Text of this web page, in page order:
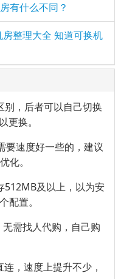
有什么不同？
整理大全 知道可换机
别，后者可以自己切换
更换。
要速度好一些的，建议
化。
512MB及以上，以为安
配置。
需找人代购，自己购
，速度上提升不少，